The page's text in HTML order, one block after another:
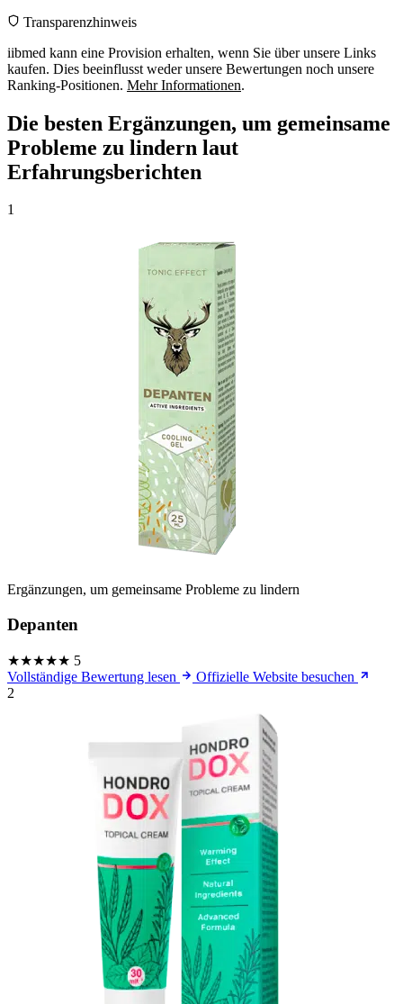
Transparenzhinweis
iibmed kann eine Provision erhalten, wenn Sie über unsere Links
kaufen. Dies beeinflusst weder unsere Bewertungen noch unsere
Ranking-Positionen. Mehr Informationen.
Die besten Ergänzungen, um gemeinsame
Probleme zu lindern laut
Erfahrungsberichten
1
Ergänzungen, um gemeinsame Probleme zu lindern
Depanten
★★★★★ 5
Vollständige Bewertung lesen
Offizielle Website besuchen
2